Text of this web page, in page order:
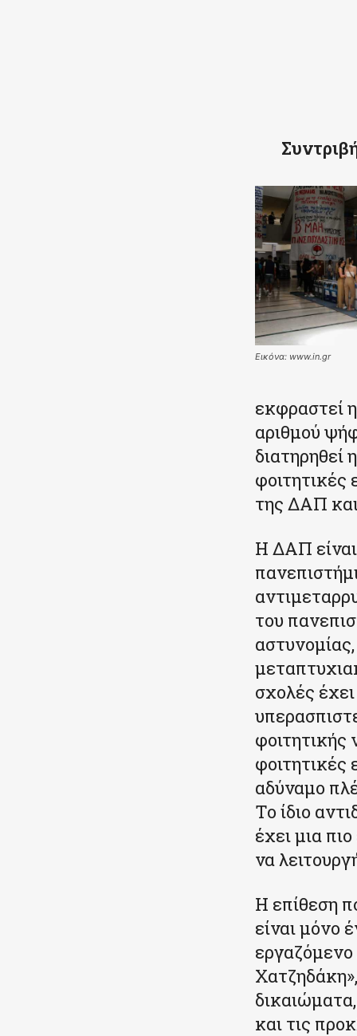
Εικόνα: www.in.gr
εκφραστεί
αριθμού
διατηρηθεί
φοιτητικές
της ΔΑΠ
Η ΔΑΠ
του
σχολές
φοιτητικής
αδύναμο
Το ίδιο
έχει μια
να
Η επίθεση
είναι μόνο
εργαζόμενο
και τις